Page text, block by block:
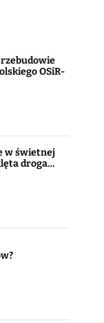
OSiR-
w świetnej
droga…